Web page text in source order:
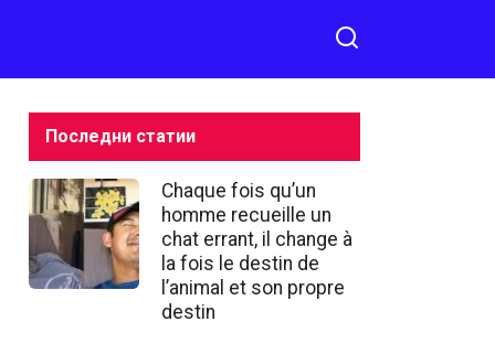
Последни статии
Chaque fois qu’un
homme recueille un
chat errant, il change à
la fois le destin de
l’animal et son propre
destin
un ami fiable qui
sera toujours là
pour vous est